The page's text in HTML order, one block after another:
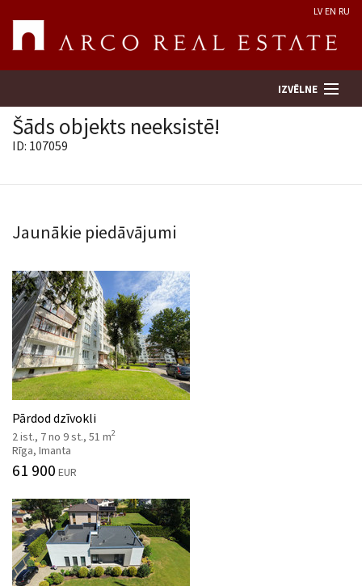
LV EN RU
IZVĒLNE
Uzņēmums
Pakalpojumi
Kontakti
Šāds objekts neeksistē!
ID: 107059
Jaunākie piedāvājumi
Pārdod dzīvokli
2 ist., 7 no 9 st., 51 m2
Rīga, Imanta
61 900 EUR